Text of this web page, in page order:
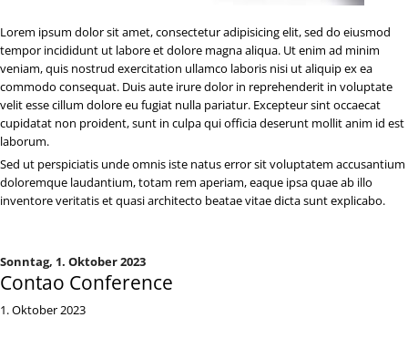
Lorem ipsum dolor sit amet, consectetur adipisicing elit, sed do eiusmod
tempor incididunt ut labore et dolore magna aliqua. Ut enim ad minim
veniam, quis nostrud exercitation ullamco laboris nisi ut aliquip ex ea
commodo consequat. Duis aute irure dolor in reprehenderit in voluptate
velit esse cillum dolore eu fugiat nulla pariatur. Excepteur sint occaecat
cupidatat non proident, sunt in culpa qui officia deserunt mollit anim id est
laborum.
Sed ut perspiciatis unde omnis iste natus error sit voluptatem accusantium
doloremque laudantium, totam rem aperiam, eaque ipsa quae ab illo
inventore veritatis et quasi architecto beatae vitae dicta sunt explicabo.
Sonntag, 1. Oktober 2023
Contao Conference
1. Oktober 2023